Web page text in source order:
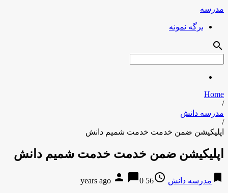
مدرسه
برگه نمونه
search
Home
/
مدرسه دانش
/
اپلیکیشن ضمن خدمت خدمت شمیم دانش
اپلیکیشن ضمن خدمت خدمت شمیم دانش
bookmark مدرسه دانش access_time
56 years ago
person chat_bubble0